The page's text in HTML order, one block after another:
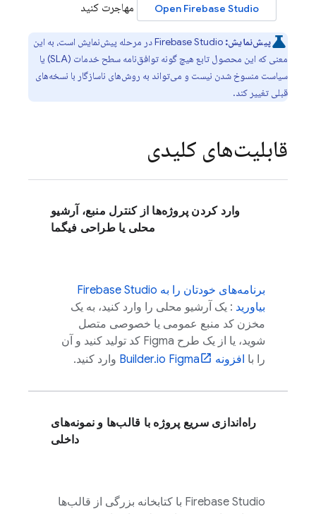
Open Firebase Studio مهاجرت کنید
پیش‌نمایش: Firebase Studioدر مرحله پیش‌نمایش است، به این
معنی که این محصول تابع هیچ گونه توافق‌نامه سطح خدمات (SLA) یا
سیاست منسوخ شدن نیست و می‌تواند به روش‌های ناسازگار با نسخه‌های
قبلی تغییر کند.
قابلیت‌های کلیدی
وارد کردن پروژه‌ها از کنترل منبع، آرشیو
محلی یا طراحی فیگما
برنامه‌های خودتان را به Firebase Studio
بیاورید : یک آرشیو محلی را وارد کنید، به یک
مخزن کد منبع عمومی یا خصوصی متصل
شوید، یا از یک طرح Figma کد تولید کنید و آن
را با افزونه Builder.io Figma وارد کنید.
راه‌اندازی سریع پروژه با قالب‌ها و نمونه‌های
داخلی
Firebase Studio با کتابخانه بزرگی از قالب‌ها